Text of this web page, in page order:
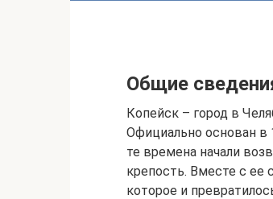
Общие
Копейск – город в
Официально основан в
те времена начали
крепость. Вместе с ее
которое и